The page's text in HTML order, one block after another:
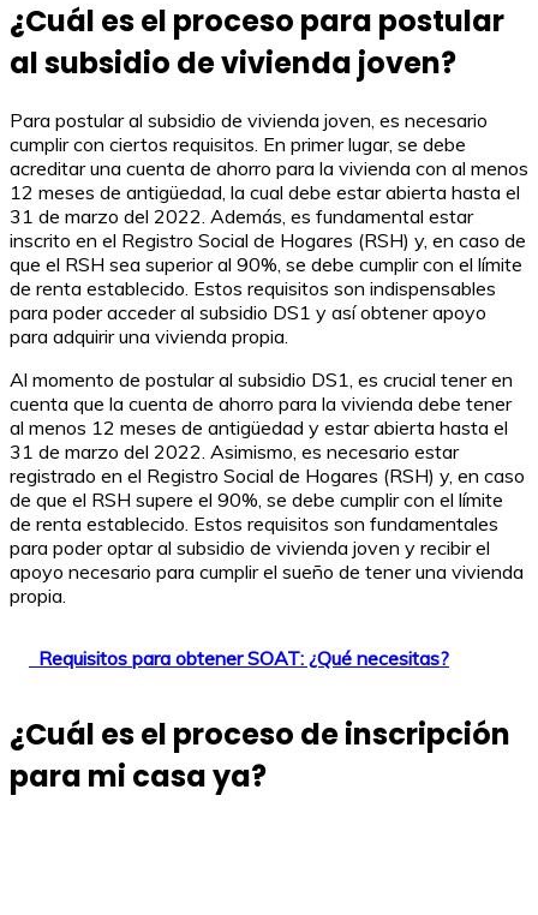
¿Cuál es el proceso para postular
al subsidio de vivienda joven?
Para postular al subsidio de vivienda joven, es necesario
cumplir con ciertos requisitos. En primer lugar, se debe
acreditar una cuenta de ahorro para la vivienda con al menos
12 meses de antigüedad, la cual debe estar abierta hasta el
31 de marzo del 2022. Además, es fundamental estar
inscrito en el Registro Social de Hogares (RSH) y, en caso de
que el RSH sea superior al 90%, se debe cumplir con el límite
de renta establecido. Estos requisitos son indispensables
para poder acceder al subsidio DS1 y así obtener apoyo
para adquirir una vivienda propia.
Al momento de postular al subsidio DS1, es crucial tener en
cuenta que la cuenta de ahorro para la vivienda debe tener
al menos 12 meses de antigüedad y estar abierta hasta el
31 de marzo del 2022. Asimismo, es necesario estar
registrado en el Registro Social de Hogares (RSH) y, en caso
de que el RSH supere el 90%, se debe cumplir con el límite
de renta establecido. Estos requisitos son fundamentales
para poder optar al subsidio de vivienda joven y recibir el
apoyo necesario para cumplir el sueño de tener una vivienda
propia.
Requisitos para obtener SOAT: ¿Qué necesitas?
¿Cuál es el proceso de inscripción
para mi casa ya?